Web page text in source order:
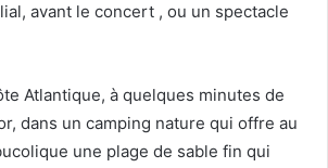
avant le concert , ou un spectacle
Atlantique, à quelques minutes de
dans un camping nature qui offre au
une plage de sable fin qui